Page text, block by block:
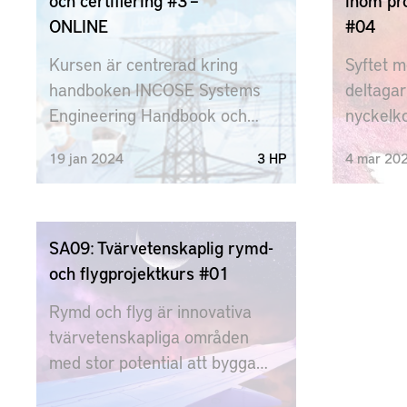
ONLINE
Kursen är centrerad kring
handboken INCOSE Systems
Engineering Handbook och
körs som en studiecirkel.
Kursen ger en introduktion till
området INCOSE och möjlighet
att som kursdeltagare certifiera
sig.
19 jan 2024 3 HP
#04
Syftet
deras
4 mar
SA09: Tvärvetenskaplig rymd-
och flygprojektkurs #01
Rymd och flyg är innovativa
tvärvetenskapliga områden
med stor potential att bygga
hållbara lösningar och företag. I